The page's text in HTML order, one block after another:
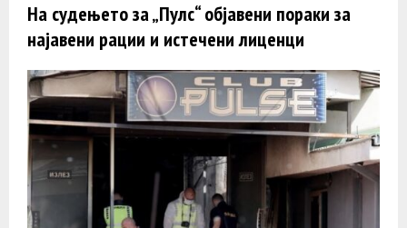
На судењето за „Пулс“ објавени пораки за
најавени рации и истечени лиценци